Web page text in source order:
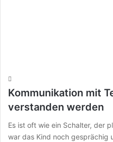
Kommunikation mit
verstanden werden
Es ist oft wie ein Schalter, der
war das Kind noch gesprächig